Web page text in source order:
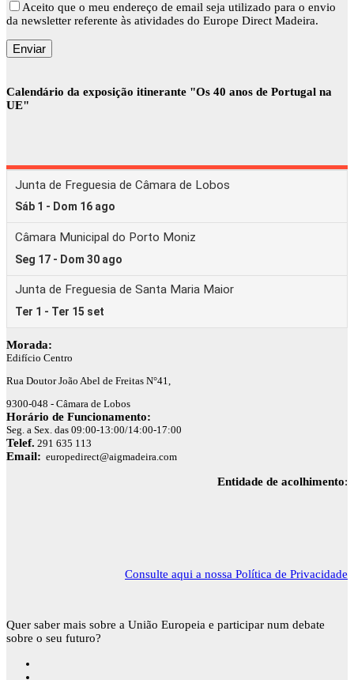
Aceito que o meu endereço de email seja utilizado para o envio
da newsletter referente às atividades do Europe Direct Madeira.
Calendário da exposição itinerante "Os 40 anos de Portugal na
UE"
Morada:
Edifício Centro
Rua Doutor João Abel de Freitas N°41,
9300-048 - Câmara de Lobos
Horário de Funcionamento:
Seg. a Sex. das 09:00-13:00/14:00-17:00
Telef. 291 635 113
Email: europedirect@aigmadeira.com
Entidade de acolhimento:
Consulte aqui a nossa Política de Privacidade
Quer saber mais sobre a União Europeia e participar num debate
sobre o seu futuro?